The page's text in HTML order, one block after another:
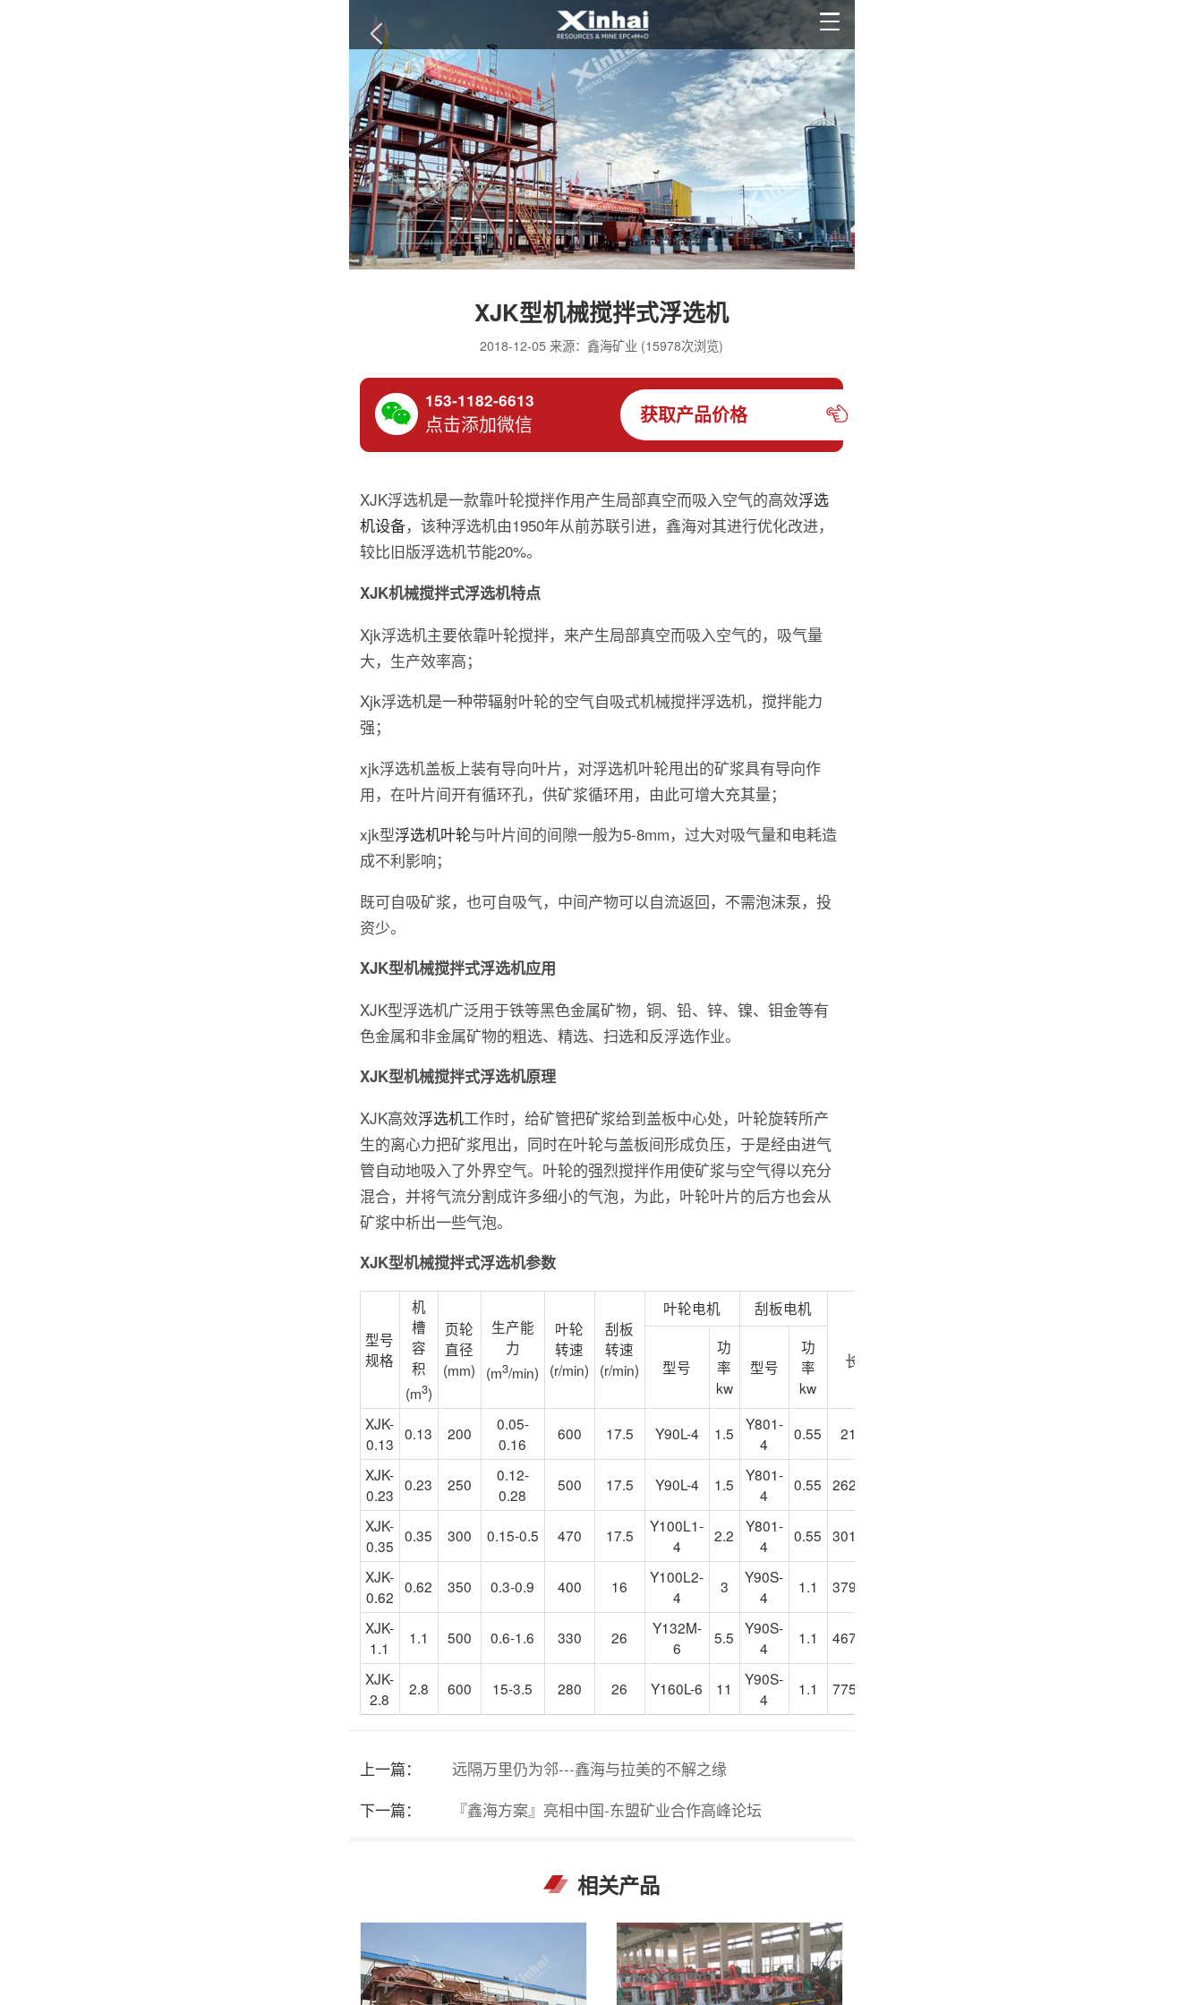
XJK型机械搅拌式浮选机
2018-12-05 来源：鑫海矿业 (15978次浏览)
153-1182-6613
点击添加微信 获取产品价格
XJK浮选机是一款靠叶轮搅拌作用产生局部真空而吸入空气的高效浮选
机设备，该种浮选机由1950年从前苏联引进，鑫海对其进行优化改进，
较比旧版浮选机节能20%。
XJK机械搅拌式浮选机特点
Xjk浮选机主要依靠叶轮搅拌，来产生局部真空而吸入空气的，吸气量
大，生产效率高；
Xjk浮选机是一种带辐射叶轮的空气自吸式机械搅拌浮选机，搅拌能力
强；
xjk浮选机盖板上装有导向叶片，对浮选机叶轮甩出的矿浆具有导向作
用，在叶片间开有循环孔，供矿浆循环用，由此可增大充其量；
xjk型浮选机叶轮与叶片间的间隙一般为5-8mm，过大对吸气量和电耗造
成不利影响；
既可自吸矿浆，也可自吸气，中间产物可以自流返回，不需泡沫泵，投
资少。
XJK型机械搅拌式浮选机应用
XJK型浮选机广泛用于铁等黑色金属矿物，铜、铅、锌、镍、钼金等有
色金属和非金属矿物的粗选、精选、扫选和反浮选作业。
XJK型机械搅拌式浮选机原理
XJK高效浮选机工作时，给矿管把矿浆给到盖板中心处，叶轮旋转所产
生的离心力把矿浆甩出，同时在叶轮与盖板间形成负压，于是经由进气
管自动地吸入了外界空气。叶轮的强烈搅拌作用使矿浆与空气得以充分
混合，并将气流分割成许多细小的气泡，为此，叶轮叶片的后方也会从
矿浆中析出一些气泡。
XJK型机械搅拌式浮选机参数
型号
规格
机
槽
容
积
(m3)
页轮
直径
(mm)
生产能
力
(m3/min)
叶轮
转速
(r/min)
刮板
转速
(r/min)
叶轮电机 刮板电机
长×宽×高mm
型号
功
率
kw
型号
功
率
kw
XJK-
0.13
0.13 200
0.05-
0.16
600 17.5 Y90L-4 1.5
Y801-
4
0.55 2100×865×900
XJK-
0.23
0.23 250
0.12-
0.28
500 17.5 Y90L-4 1.5
Y801-
4
0.55 2625×1130×1290
XJK-
0.35
0.35 300 0.15-0.5 470 17.5
Y100L1-
4
2.2
Y801-
4
0.55 3012×1350×1327
XJK-
0.62
0.62 350 0.3-0.9 400 16
Y100L2-
4
3
Y90S-
4
1.1 3798×1464×1530
XJK-
1.1
1.1 500 0.6-1.6 330 26
Y132M-
6
5.5
Y90S-
4
1.1 4679×1820×1942
XJK-
2.8
2.8 600 15-3.5 280 26 Y160L-6 11
Y90S-
4
1.1 7750×1600×1100
上一篇：
远隔万里仍为邻---鑫海与拉美的不解之缘
下一篇：
『鑫海方案』亮相中国-东盟矿业合作高峰论坛
相关产品